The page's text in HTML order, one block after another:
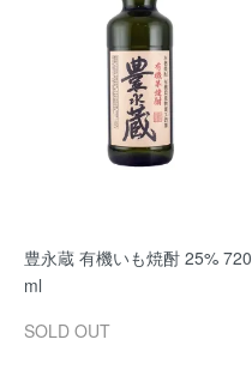
豊永蔵 有機いも焼酎 25% 720
ml
SOLD OUT